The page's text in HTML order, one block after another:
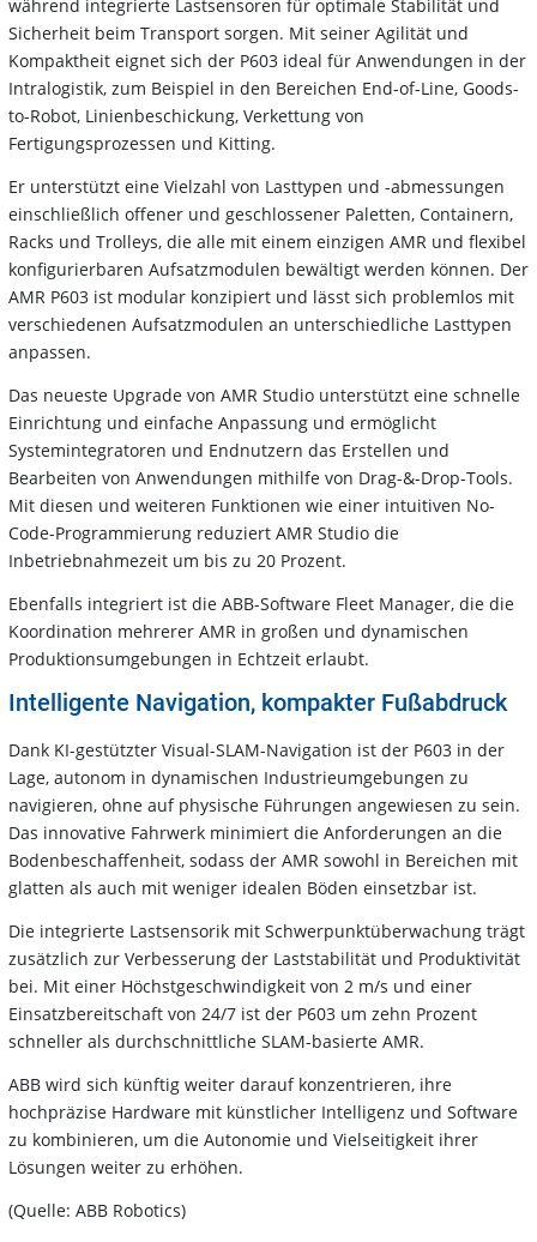
während integrierte Lastsensoren für optimale Stabilität und
Sicherheit beim Transport sorgen. Mit seiner Agilität und
Kompaktheit eignet sich der P603 ideal für Anwendungen in der
Intralogistik, zum Beispiel in den Bereichen End-of-Line, Goods-
to-Robot, Linienbeschickung, Verkettung von
Fertigungsprozessen und Kitting.
Er unterstützt eine Vielzahl von Lasttypen und -abmessungen
einschließlich offener und geschlossener Paletten, Containern,
Racks und Trolleys, die alle mit einem einzigen AMR und flexibel
konfigurierbaren Aufsatzmodulen bewältigt werden können. Der
AMR P603 ist modular konzipiert und lässt sich problemlos mit
verschiedenen Aufsatzmodulen an unterschiedliche Lasttypen
anpassen.
Das neueste Upgrade von AMR Studio unterstützt eine schnelle
Einrichtung und einfache Anpassung und ermöglicht
Systemintegratoren und Endnutzern das Erstellen und
Bearbeiten von Anwendungen mithilfe von Drag-&-Drop-Tools.
Mit diesen und weiteren Funktionen wie einer intuitiven No-
Code-Programmierung reduziert AMR Studio die
Inbetriebnahmezeit um bis zu 20 Prozent.
Ebenfalls integriert ist die ABB-Software Fleet Manager, die die
Koordination mehrerer AMR in großen und dynamischen
Produktionsumgebungen in Echtzeit erlaubt.
Intelligente Navigation, kompakter Fußabdruck
Dank KI-gestützter Visual-SLAM-Navigation ist der P603 in der
Lage, autonom in dynamischen Industrieumgebungen zu
navigieren, ohne auf physische Führungen angewiesen zu sein.
Das innovative Fahrwerk minimiert die Anforderungen an die
Bodenbeschaffenheit, sodass der AMR sowohl in Bereichen mit
glatten als auch mit weniger idealen Böden einsetzbar ist.
Die integrierte Lastsensorik mit Schwerpunktüberwachung trägt
zusätzlich zur Verbesserung der Laststabilität und Produktivität
bei. Mit einer Höchstgeschwindigkeit von 2 m/s und einer
Einsatzbereitschaft von 24/7 ist der P603 um zehn Prozent
schneller als durchschnittliche SLAM-basierte AMR.
ABB wird sich künftig weiter darauf konzentrieren, ihre
hochpräzise Hardware mit künstlicher Intelligenz und Software
zu kombinieren, um die Autonomie und Vielseitigkeit ihrer
Lösungen weiter zu erhöhen.
(Quelle: ABB Robotics)